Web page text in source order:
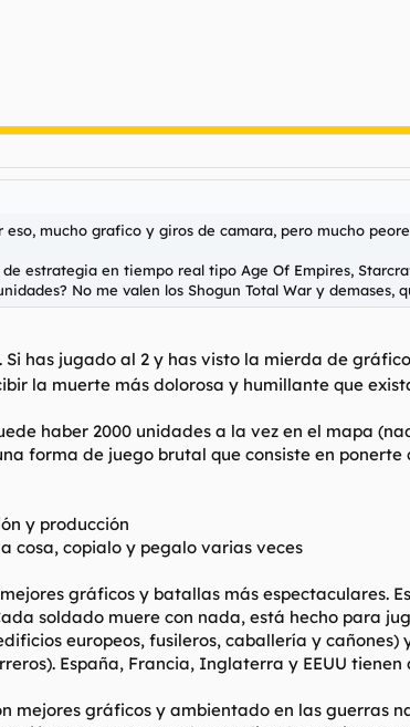
mucho grafico y giros de camara, pero mucho
estrategia en tiempo real tipo Age Of Empires,
No me valen los Shogun Total War y demases,
Si has jugado al 2 y has visto la mierda de
la muerte más dolorosa y humillante que
haber 2000 unidades a la vez en el mapa
forma de juego brutal que consiste en
y producción
cosa, copialo y pegalo varias veces
gráficos y batallas más espectaculares.
soldado muere con nada, está hecho para
europeos, fusileros, caballería y
España, Francia, Inglaterra y EEUU
mejores gráficos y ambientado en las guerras